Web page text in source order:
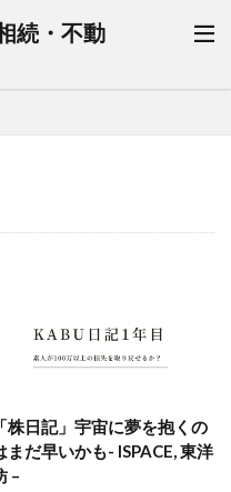
続・不動
「株日記」宇宙に夢を抱くの
まだ早いかも- ISPACE, 東洋
–